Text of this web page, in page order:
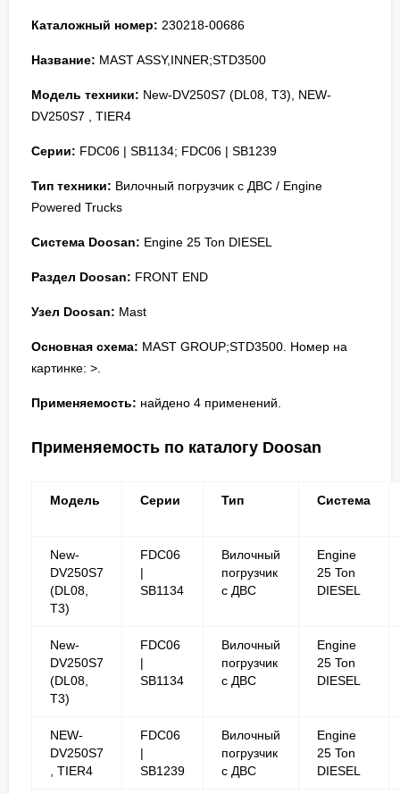
Каталожный номер: 230218-00686
Название: MAST ASSY,INNER;STD3500
Модель техники: New-DV250S7 (DL08, T3), NEW-
DV250S7 , TIER4
Серии: FDC06 | SB1134; FDC06 | SB1239
Тип техники: Вилочный погрузчик с ДВС / Engine
Powered Trucks
Система Doosan: Engine 25 Ton DIESEL
Раздел Doosan: FRONT END
Узел Doosan: Mast
Основная схема: MAST GROUP;STD3500. Номер на
картинке: >.
Применяемость: найдено 4 применений.
Применяемость по каталогу Doosan
Модель Серии Тип Система
New-
DV250S7
(DL08,
T3)
FDC06
|
SB1134
Вилочный
погрузчик
с ДВС
Engine
25 Ton
DIESEL
New-
DV250S7
(DL08,
T3)
FDC06
|
SB1134
Вилочный
погрузчик
с ДВС
Engine
25 Ton
DIESEL
NEW-
DV250S7
, TIER4
FDC06
|
SB1239
Вилочный
погрузчик
с ДВС
Engine
25 Ton
DIESEL